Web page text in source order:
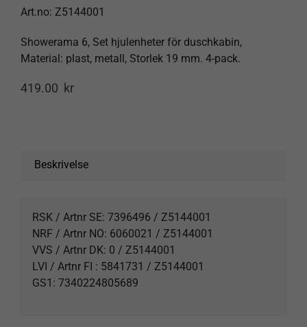
Art.no: Z5144001
Showerama 6, Set hjulenheter för duschkabin,
Material: plast, metall, Storlek 19 mm. 4-pack.
419.00 kr
Beskrivelse
RSK / Artnr SE: 7396496 / Z5144001
NRF / Artnr NO: 6060021 / Z5144001
VVS / Artnr DK: 0 / Z5144001
LVI / Artnr FI : 5841731 / Z5144001
GS1: 7340224805689